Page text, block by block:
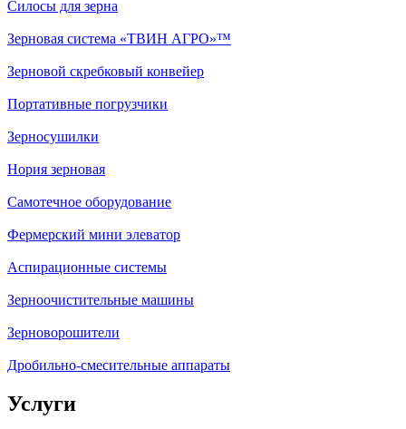
Силосы для зерна
Зерновая система «ТВИН АГРО»™
Зерновой скребковый конвейер
Портативные погрузчики
Зерносушилки
Нория зерновая
Самотечное оборудование
Фермерский мини элеватор
Аспирационные системы
Зерноочистительные машины
Зерноворошители
Дробильно-смесительные аппараты
Услуги